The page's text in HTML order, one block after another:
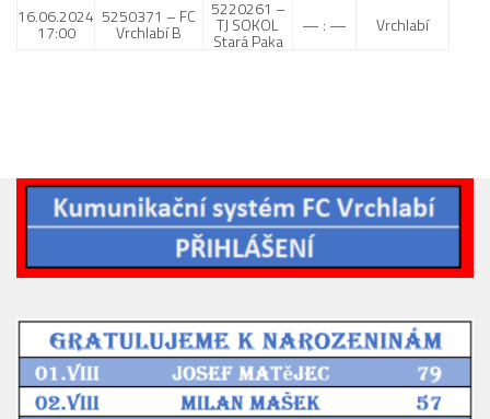
16.06.2024
17:00
5250371 – FC
Vrchlabí B
5220261 –
TJ SOKOL
Stará Paka
— : — Vrchlabí